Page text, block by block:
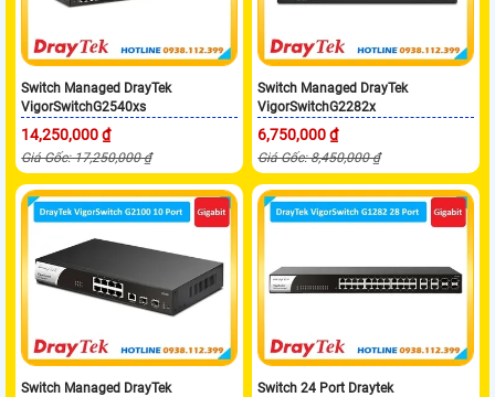
Switch Managed DrayTek
VigorSwitchG2540xs
14,250,000 ₫
Giá Gốc: 17,250,000 ₫
Switch Managed DrayTek
VigorSwitchG2282x
6,750,000 ₫
Giá Gốc: 8,450,000 ₫
Switch Managed DrayTek
Switch 24 Port Draytek